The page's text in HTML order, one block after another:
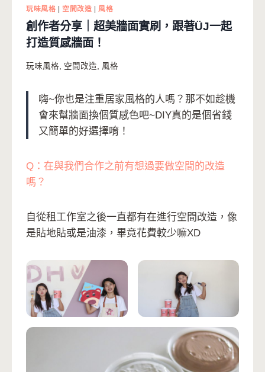
玩味風格 空間改造 |風格
創作者分享｜超美牆面實刷，跟著ÜJ一起
打造質感牆面！
玩味風格 空間改造 風格
嗨~你也是注重居家風格的人嗎？那不如趁機
會來幫牆面換個質感色吧~DIY真的是個省錢
又簡單的好選擇唷！
Q：在與我們合作之前有想過要做空間的改造
嗎？
自從租工作室之後一直都有在進行空間改造，像
是貼地貼或是油漆，畢竟花費較少嘛XD